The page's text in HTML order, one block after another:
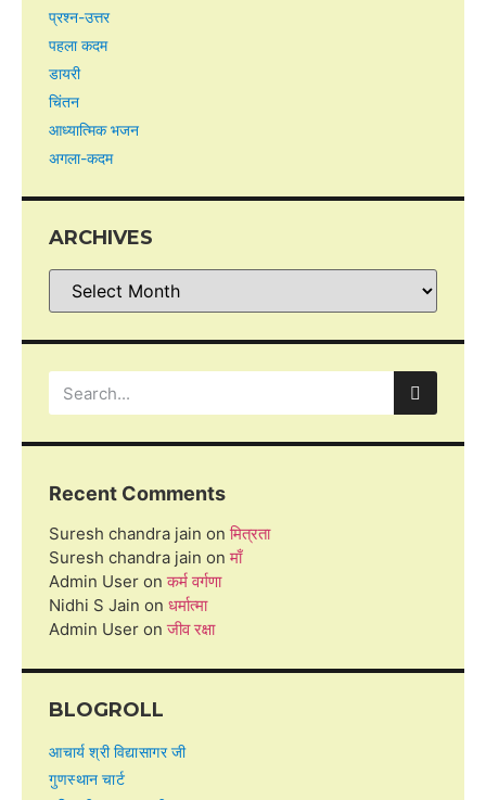
प्रश्न-उत्तर
पहला कदम
डायरी
चिंतन
आध्यात्मिक भजन
अगला-कदम
ARCHIVES
Recent Comments
Suresh chandra jain onमित्रता
Suresh chandra jain onमाँ
Admin User onकर्म वर्गणा
Nidhi S Jain on धर्मात्मा
Admin User onजीव रक्षा
BLOGROLL
आचार्य श्री विद्यासागर जी
गुणस्थान चार्ट